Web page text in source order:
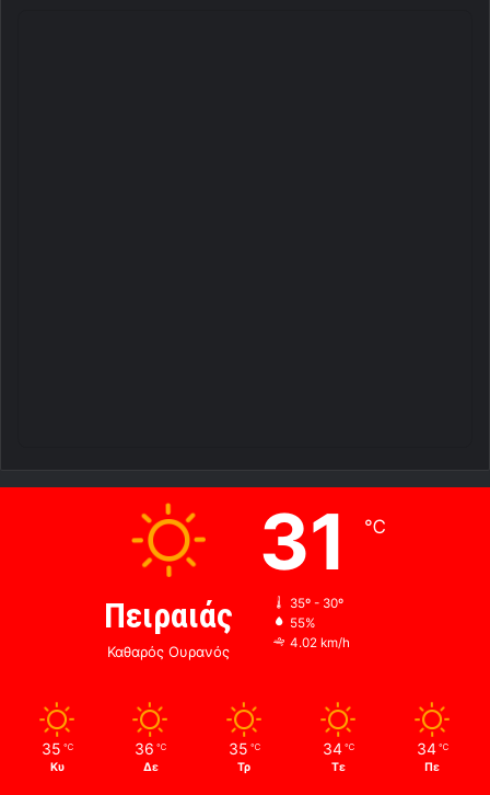
Πειραιάς
Καθαρός Ουρανός
31 ℃
35º - 30º
55%
4.02 km/h
35 ℃
Κυ
36 ℃
Δε
35 ℃
Τρ
34 ℃
Τε
34 ℃
Πε